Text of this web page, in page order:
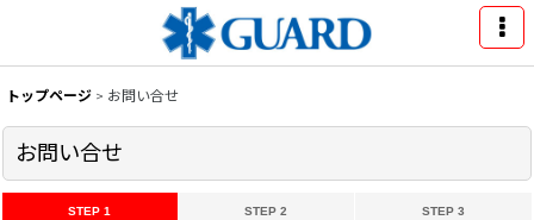
トップページ > お問い合せ
お問い合せ
STEP 1
STEP 2
STEP 3